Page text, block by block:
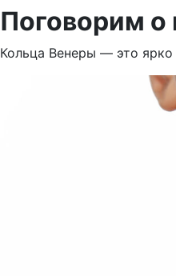
Поговорим о
Кольца Венеры — это